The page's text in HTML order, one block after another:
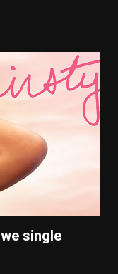
single